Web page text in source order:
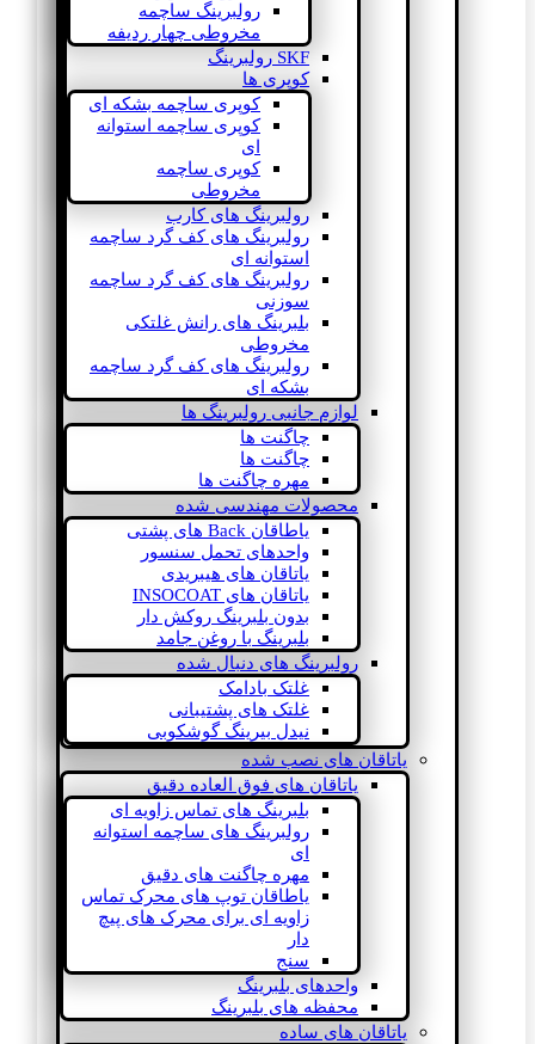
رولبرینگ ساچمه
مخروطی چهار ردیفه
SKF رولبرینگ
کوپری ها
کوپری ساچمه بشکه ای
کوپری ساچمه استوانه
ای
کوپری ساچمه
مخروطی
رولبرینگ های کارب
رولبرینگ های کف گرد ساچمه
استوانه ای
رولبرینگ های کف گرد ساچمه
سوزنی
بلبرینگ های رانش غلتکی
مخروطی
رولبرینگ های کف گرد ساچمه
بشکه ای
لوازم جانبی رولبرینگ ها
چاگنت ها
چاگنت ها
مهره چاگنت ها
محصولات مهندسی شده
یاطاقان Back های پشتی
واحدهای تحمل سنسور
یاتاقان های هیبریدی
یاتاقان های INSOCOAT
بدون بلبرینگ روکش دار
بلبرینگ با روغن جامد
رولبرینگ های دنبال شده
غلتک بادامک
غلتک های پشتیبانی
نیدل بیرینگ گوشکوبی
یاتاقان های نصب شده
یاتاقان های فوق العاده دقیق
بلبرینگ های تماس زاویه ای
رولبرینگ های ساچمه استوانه
ای
مهره چاگنت های دقیق
یاطاقان توپ های محرک تماس
زاویه ای برای محرک های پیچ
دار
سنج
واحدهای بلبرینگ
محفظه های بلبرینگ
یاتاقان های ساده